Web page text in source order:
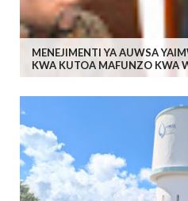
MENEJIMENTI YA AUWSA
KWA KUTOA MAFUNZO KWA